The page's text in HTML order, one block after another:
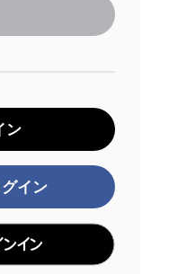
ン
イン
イン